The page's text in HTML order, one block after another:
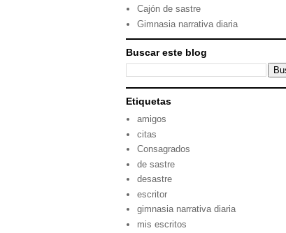
Cajón de sastre
Gimnasia narrativa diaria
Buscar este blog
Etiquetas
amigos
citas
Consagrados
de sastre
desastre
escritor
gimnasia narrativa diaria
mis escritos